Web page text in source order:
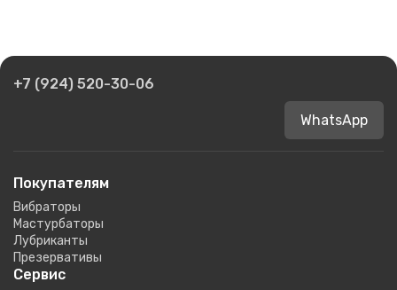
+7 (924) 520-30-06
WhatsApp
Покупателям
Вибраторы
Мастурбаторы
Лубриканты
Презервативы
Сервис